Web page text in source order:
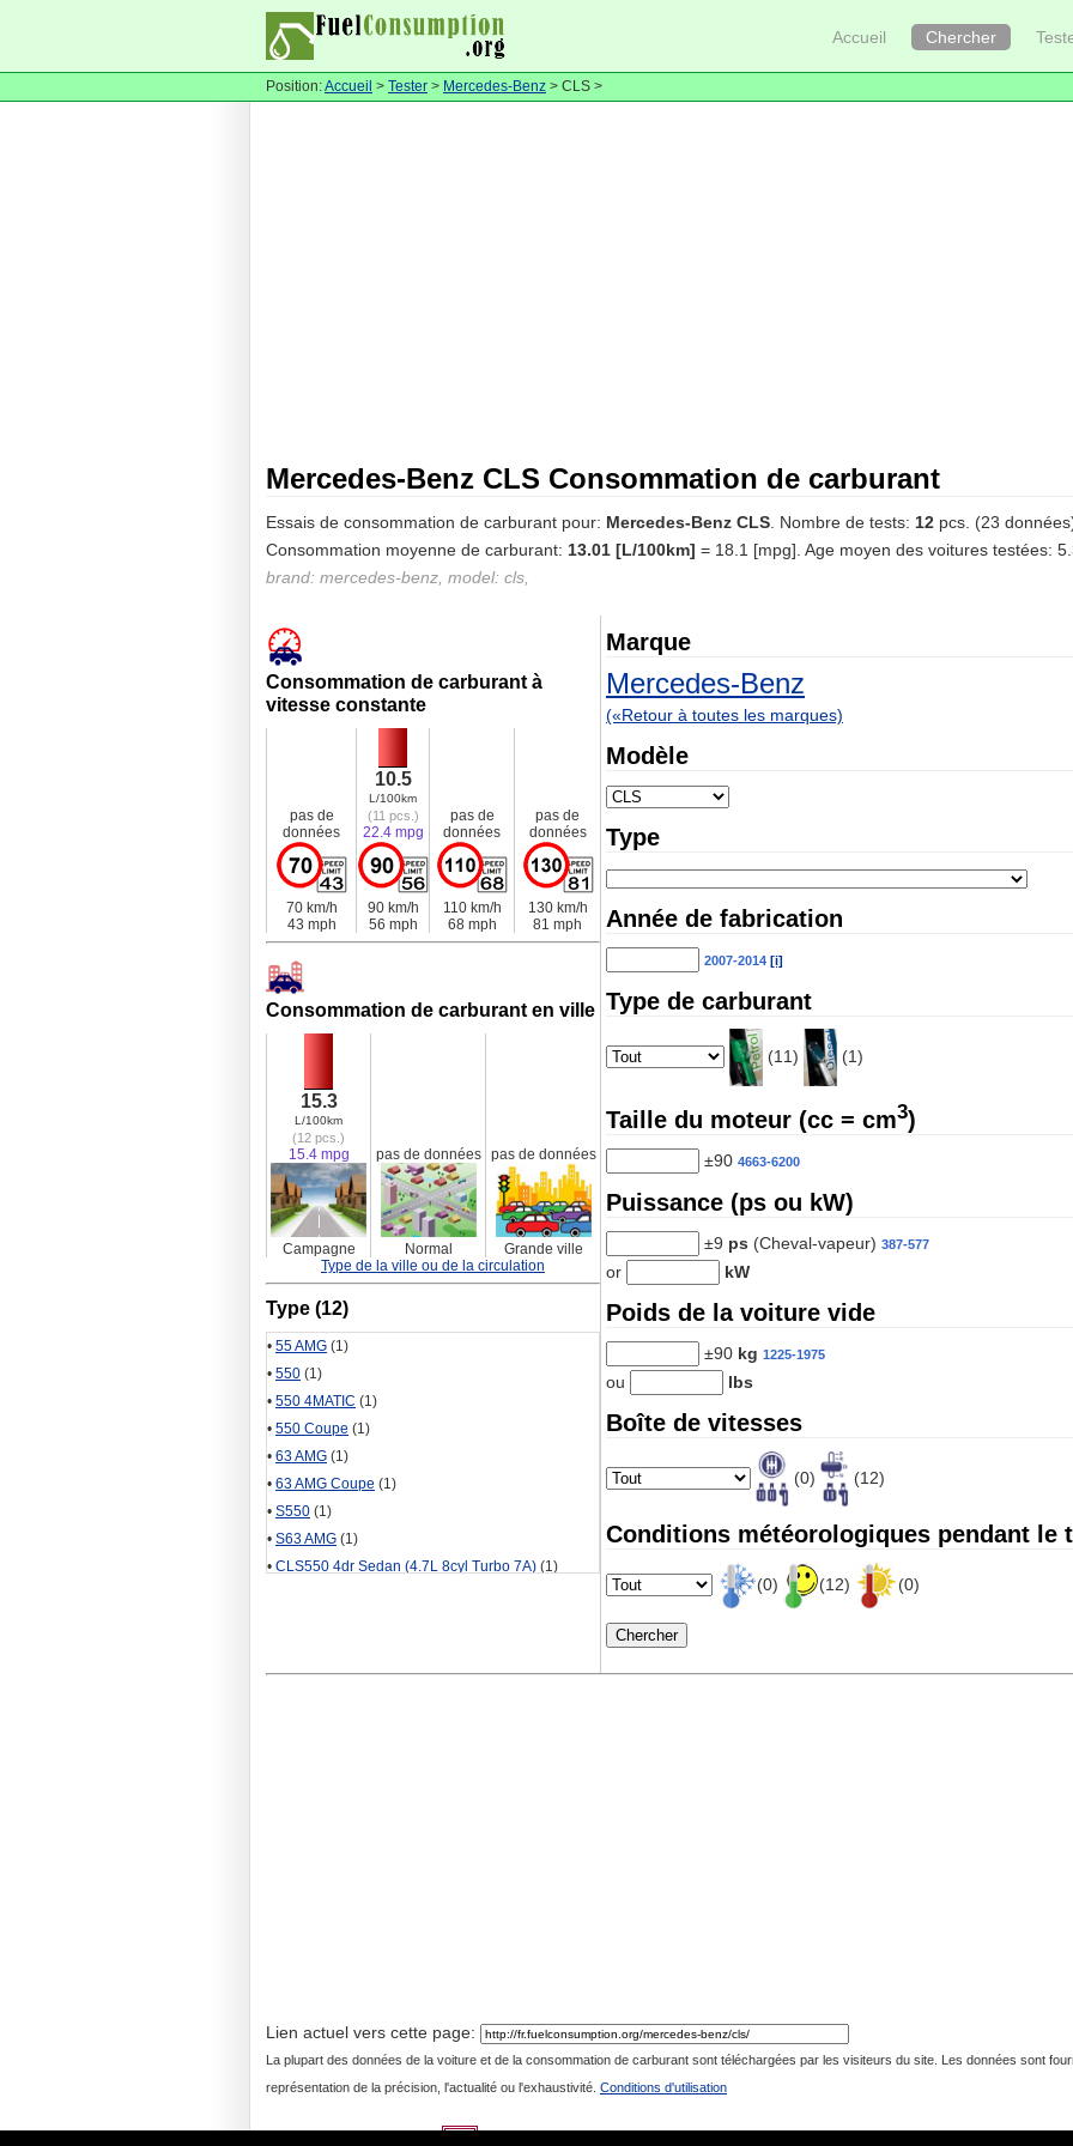
Accueil Chercher
Position:Accueil > Tester > Mercedes-Benz > CLS >
Mercedes-Benz CLS Consommation de carburant
Essais de consommation de carburant pour: Mercedes-Benz CLS . Nombre de tests: 12 pcs. (23
Consommation moyenne de carburant: 13.01 [L/100km] = 18.1 [mpg]. Age moyen des voitures testées:
brand: mercedes-benz, model: cls,
Consommation de carburant à
vitesse constante
pas de
données
10.5
L/100km
(11 pcs.)
22.4 mpg
pas de
données
pas de
données
70 km/h
43 mph
90 km/h
56 mph
110 km/h
68 mph
130 km/h
81 mph
Consommation de carburant en ville
15.3
L/100km
(12 pcs.)
15.4 mpg pas de données pas de données
Campagne Normal
Grande ville
Type de la ville ou de la circulation
Type (12)
• 55 AMG (1)
• 550 (1)
• 550 4MATIC (1)
• 550 Coupe (1)
• 63 AMG (1)
• 63 AMG Coupe (1)
• S550 (1)
• S63 AMG (1)
• CLS550 4dr Sedan (4.7L 8cyl Turbo 7A) (1)
Turbo 7A)(1)
Marque
Mercedes-Benz
(«Retour à toutes les marques)
Modèle
Type
Année de fabrication
2007-2014 [i]
Type de carburant
(11) (1)
Taille du moteur (cc = cm3)
±90 4663-6200
Puissance (ps ou kW)
±9 ps (Cheval-vapeur) 387-577
or kW
Poids de la voiture vide
±90 kg 1225-1975
ou lbs
Boîte de vitesses
(0) (12)
Conditions météorologiques pendant le
(0) (12) (0)
Lien actuel vers cette page:
La plupart des données de la voiture et de la consommation de carburant sont téléchargées par les visiteurs du site. Les données sont
représentation de la précision, l'actualité ou l'exhaustivité. Conditions d'utilisation